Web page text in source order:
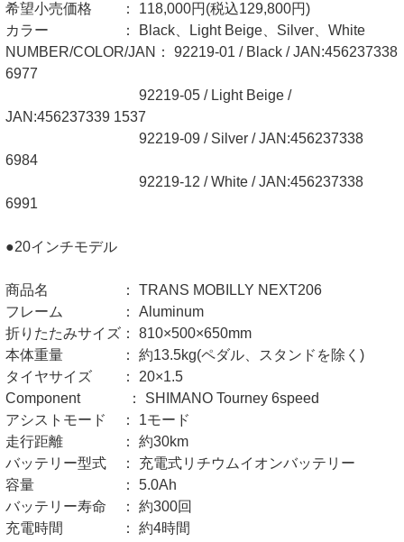
希望小売価格 ： 118,000円(税込129,800円)
カラー ： Black、Light Beige、Silver、White
NUMBER/COLOR/JAN： 92219-01 / Black / JAN:456237338
6977
92219-05 / Light Beige /
JAN:456237339 1537
92219-09 / Silver / JAN:456237338
6984
92219-12 / White / JAN:456237338
6991
●20インチモデル
商品名 ： TRANS MOBILLY NEXT206
フレーム ： Aluminum
折りたたみサイズ： 810×500×650mm
本体重量 ： 約13.5kg(ペダル、スタンドを除く)
タイヤサイズ ： 20×1.5
Component ： SHIMANO Tourney 6speed
アシストモード ： 1モード
走行距離 ： 約30km
バッテリー型式 ： 充電式リチウムイオンバッテリー
容量 ： 5.0Ah
バッテリー寿命 ： 約300回
充電時間 ： 約4時間